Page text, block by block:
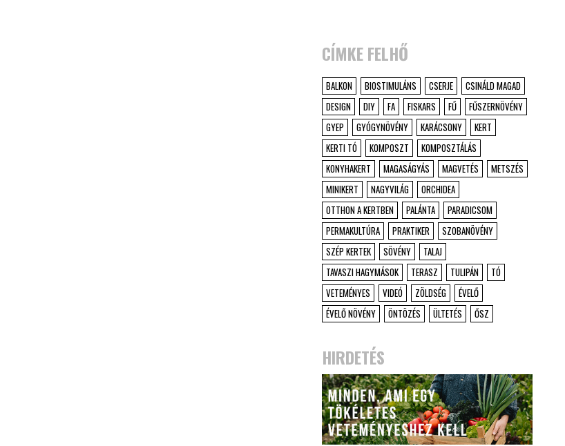
CÍMKE FELHŐ
BALKON BIOSTIMULÁNS CSERJE
CSINÁLD MAGAD
DESIGN
DIY FA FISKARS FŰ
FŰSZERNÖVÉNY
GYEP
GYÓGYNÖVÉNY KARÁCSONY
KERT
KERTI TÓ
KOMPOSZT
KOMPOSZTÁLÁS
KONYHAKERT
MAGASÁGYÁS MAGVETÉS
METSZÉS
MINIKERT
NAGYVILÁG
ORCHIDEA
OTTHON A KERTBEN
PALÁNTA
PARADICSOM
PERMAKULTÚRA
PRAKTIKER
SZOBANÖVÉNY
SZÉP KERTEK
SÖVÉNY
TALAJ
TAVASZI HAGYMÁSOK
TERASZ TULIPÁN
TÓ
VETEMÉNYES
VIDEÓ ZÖLDSÉG
ÉVELŐ
ÉVELŐ NÖVÉNY
ÖNTÖZÉS ÜLTETÉS ŐSZ
HIRDETÉS